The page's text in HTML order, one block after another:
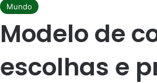
Mundo
Modelo de
escolhas e